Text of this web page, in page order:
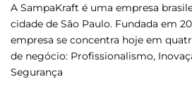
A SampaKraft é uma empresa
cidade de São Paulo. Fundada em
empresa se concentra hoje em
de negócio: Profissionalismo,
Segurança